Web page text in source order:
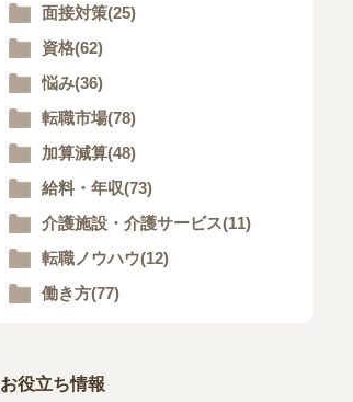
面接対策(25)
資格(62)
悩み(36)
転職市場(78)
加算減算(48)
給料・年収(73)
介護施設・介護サービス(11)
転職ノウハウ(12)
働き方(77)
お役立ち情報